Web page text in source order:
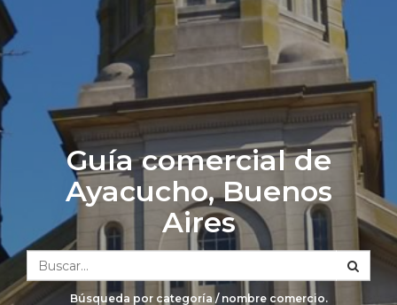
Guía comercial de
Ayacucho, Buenos
Aires
Búsqueda por categoría / nombre comercio.